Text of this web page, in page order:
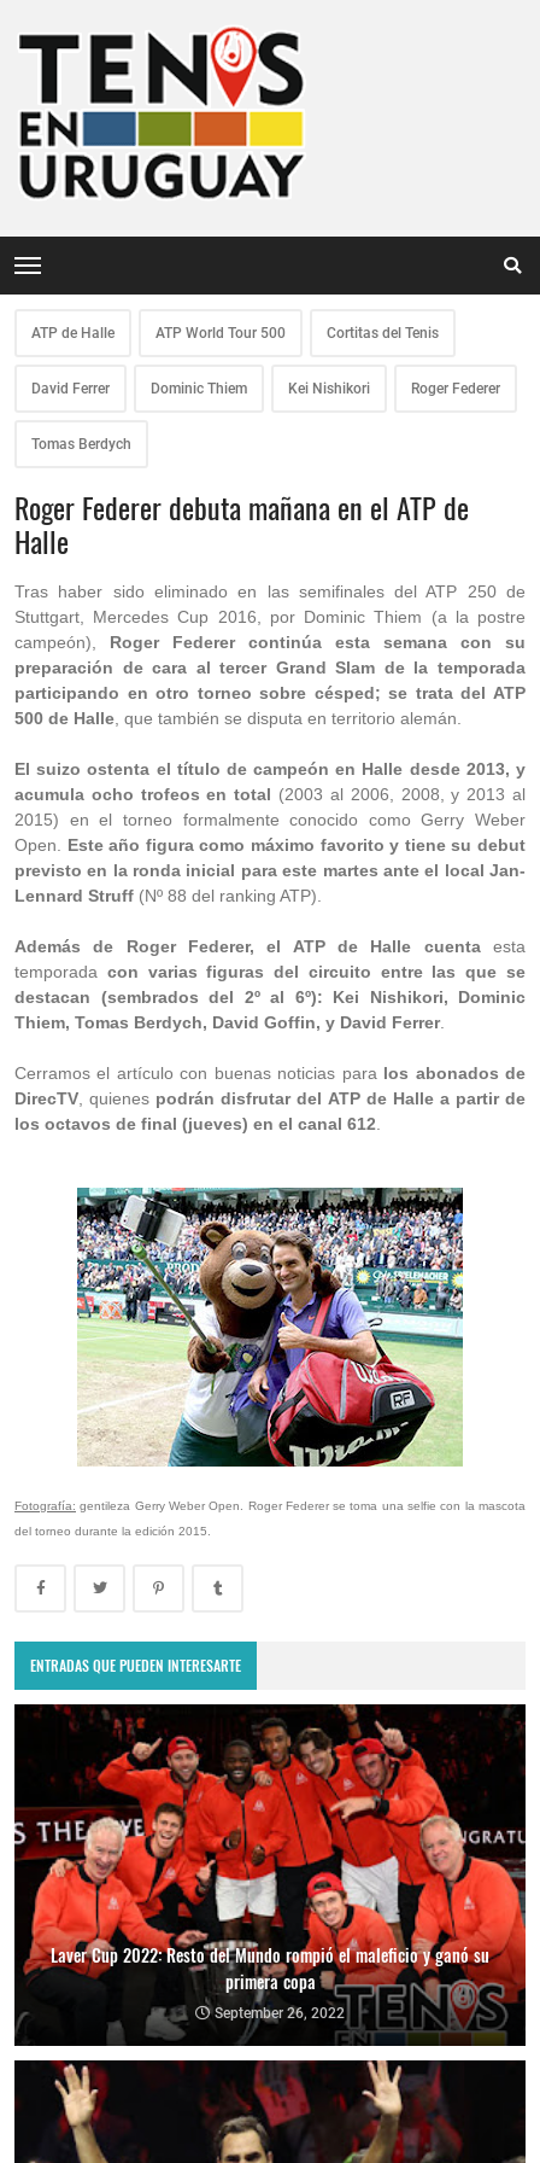
ATP de Halle ATP World Tour 500 Cortitas del Tenis
David Ferrer Dominic Thiem Kei Nishikori Roger Federer
Tomas Berdych
Roger Federer debuta mañana en el ATP de
Halle
Tras haber sido eliminado en las semifinales del ATP 250 de
Stuttgart, Mercedes Cup 2016, por Dominic Thiem (a la postre
campeón), Roger Federer continúa esta semana con su
preparación de cara al tercer Grand Slam de la temporada
participando en otro torneo sobre césped; se trata del ATP
500 de Halle , que también se disputa en territorio alemán.
El suizo ostenta el título de campeón en Halle desde 2013, y
acumula ocho trofeos en total (2003 al 2006, 2008, y 2013 al
2015) en el torneo formalmente conocido como Gerry Weber
Open. Este año figura como máximo favorito y tiene su debut
previsto en la ronda inicial para este martes ante el local Jan-
Lennard Struff (Nº 88 del ranking ATP).
Además de Roger Federer, el ATP de Halle cuentaesta
temporada con varias figuras del circuito entre las que se
destacan (sembrados del 2º al 6º): Kei Nishikori, Dominic
Thiem, Tomas Berdych, David Goffin, y David Ferrer.
Cerramos el artículo con buenas noticias para los abonados de
DirecTV , quienes podrán disfrutar del ATP de Halle a partir de
los octavos de final (jueves) en el canal 612
Fotografía: gentileza Gerry Weber Open. Roger Federer se toma una selfie con la mascota
del torneo durante la edición 2015.
ENTRADAS QUE PUEDEN INTERESARTE
Laver Cup 2022: Resto del Mundo rompió el maleficio y ganó su
primera copa
September 26, 2022